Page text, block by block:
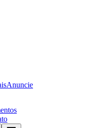
Anuncie